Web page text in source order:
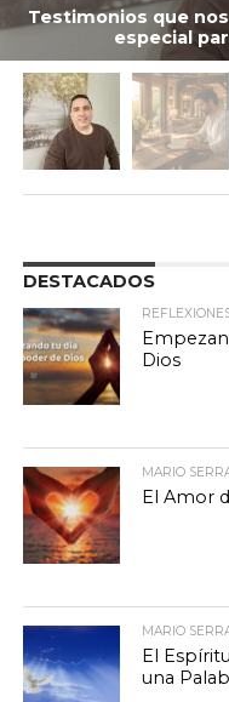
Testimonios que
especial
DESTACADOS
Dios
MARIO
El Amor
MARIO
El
una